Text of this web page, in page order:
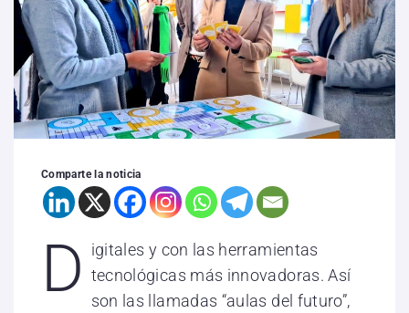
Comparte la noticia
D
igitales y con las herramientas
tecnológicas más innovadoras. Así
son las llamadas “aulas del futuro”,